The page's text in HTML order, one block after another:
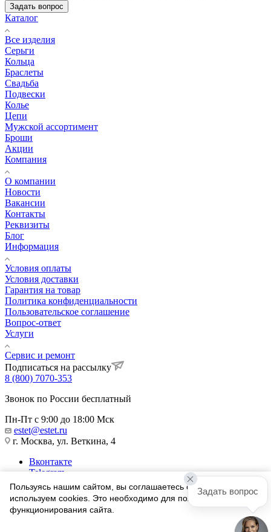
Задать вопрос
Каталог
Все изделия
Серьги
Кольца
Браслеты
Свадьба
Подвески
Колье
Цепи
Мужской ассортимент
Броши
Акции
Компания
О компании
Новости
Вакансии
Контакты
Реквизиты
Блог
Информация
Условия оплаты
Условия доставки
Гарантия на товар
Политика конфиденциальности
Пользовательское соглашение
Вопрос-ответ
Услуги
Сервис и ремонт
Подписаться на рассылку
8 (800) 7070-353
Звонок по России бесплатный
Пн-Пт с 9:00 до 18:00 Мск
estet@estet.ru
г. Москва, ул. Веткина, 4
Вконтакте
Telegram
Одноклассники
WhatsApp
1991-2026 © Ювелирный Дом ЭСТЕТ
Пользуясь нашим сайтом, вы соглашаетесь с тем, что мы
используем cookies. Это необходимо для полноценного
функционирования сайта.
Задать вопрос